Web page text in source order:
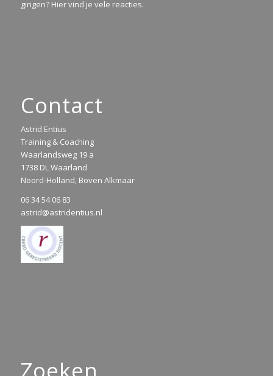
gingen? Hier vind je vele reacties.
Contact
Astrid Entius
Training & Coaching
Waarlandsweg 19 a
1738 DL Waarland
Noord-Holland, Boven Alkmaar
06 34 54 06 83
astrid@astridentius.nl
Zoeken